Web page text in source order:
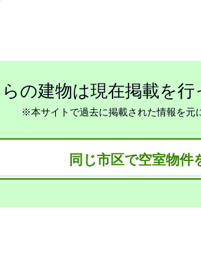
の建物は現在掲載を
※本サイトで過去に掲載された情報を元
同じ市区で空室物件